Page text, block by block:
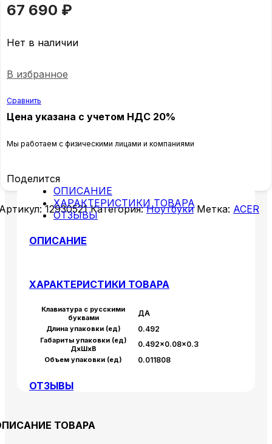
67 690 ₽
Нет в наличии
В избранное
Сравнить
Цена указана с учетом НДС 20%
Мы работаем с физическими лицами и компаниями
Поделится
12930521Категория: Ноутбуки Метка: ACER
ОПИСАНИЕ
ХАРАКТЕРИСТИКИ ТОВАРА
ОТЗЫВЫ
ОПИСАНИЕ
ХАРАКТЕРИСТИКИ ТОВАРА
Клавиатура с русскими
буквами
ДА
Длина упаковки (ед) 0.492
Габариты упаковки (ед)
ДхШхВ
0.492×0.08×0.3
Объем упаковки (ед) 0.011808
ОТЗЫВЫ
ТОВАРА